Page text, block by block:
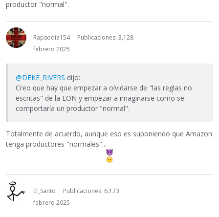
productor "normal".
Rapsodia154
Publicaciones: 3,128
febrero 2025
@DEKE_RIVERS dijo:
Creo que hay que empezar a olvidarse de "las reglas no
escritas" de la EON y empezar a imaginarse como se
comportaría un productor "normal".
Totalmente de acuerdo, aunque eso es suponiendo que Amazon
tenga productores "normales"...
El_Santo
Publicaciones: 6,173
febrero 2025